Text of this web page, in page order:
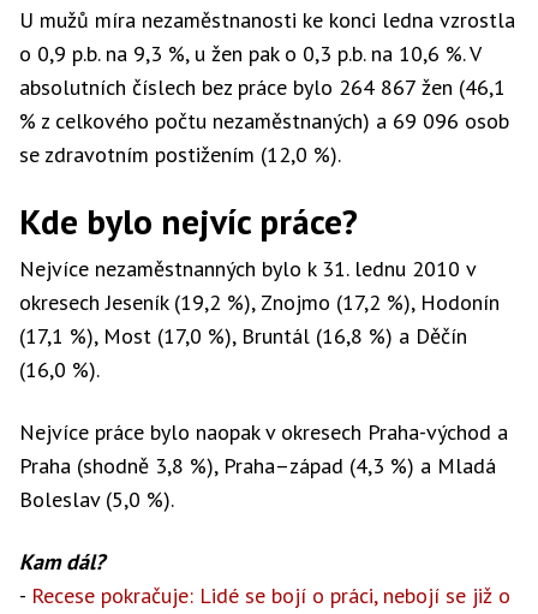
U mužů míra nezaměstnanosti ke konci ledna vzrostla
o 0,9 p.b. na 9,3 %, u žen pak o 0,3 p.b. na 10,6 %. V
absolutních číslech bez práce bylo 264 867 žen (46,1
% z celkového počtu nezaměstnaných) a 69 096 osob
se zdravotním postižením (12,0 %).
Kde bylo nejvíc práce?
Nejvíce nezaměstnanných bylo k 31. lednu 2010 v
okresech Jeseník (19,2 %), Znojmo (17,2 %), Hodonín
(17,1 %), Most (17,0 %), Bruntál (16,8 %) a Děčín
(16,0 %).
Nejvíce práce bylo naopak v okresech Praha-východ a
Praha (shodně 3,8 %), Praha–západ (4,3 %) a Mladá
Boleslav (5,0 %).
Kam dál?
- Recese pokračuje: Lidé se bojí o práci, nebojí se již o